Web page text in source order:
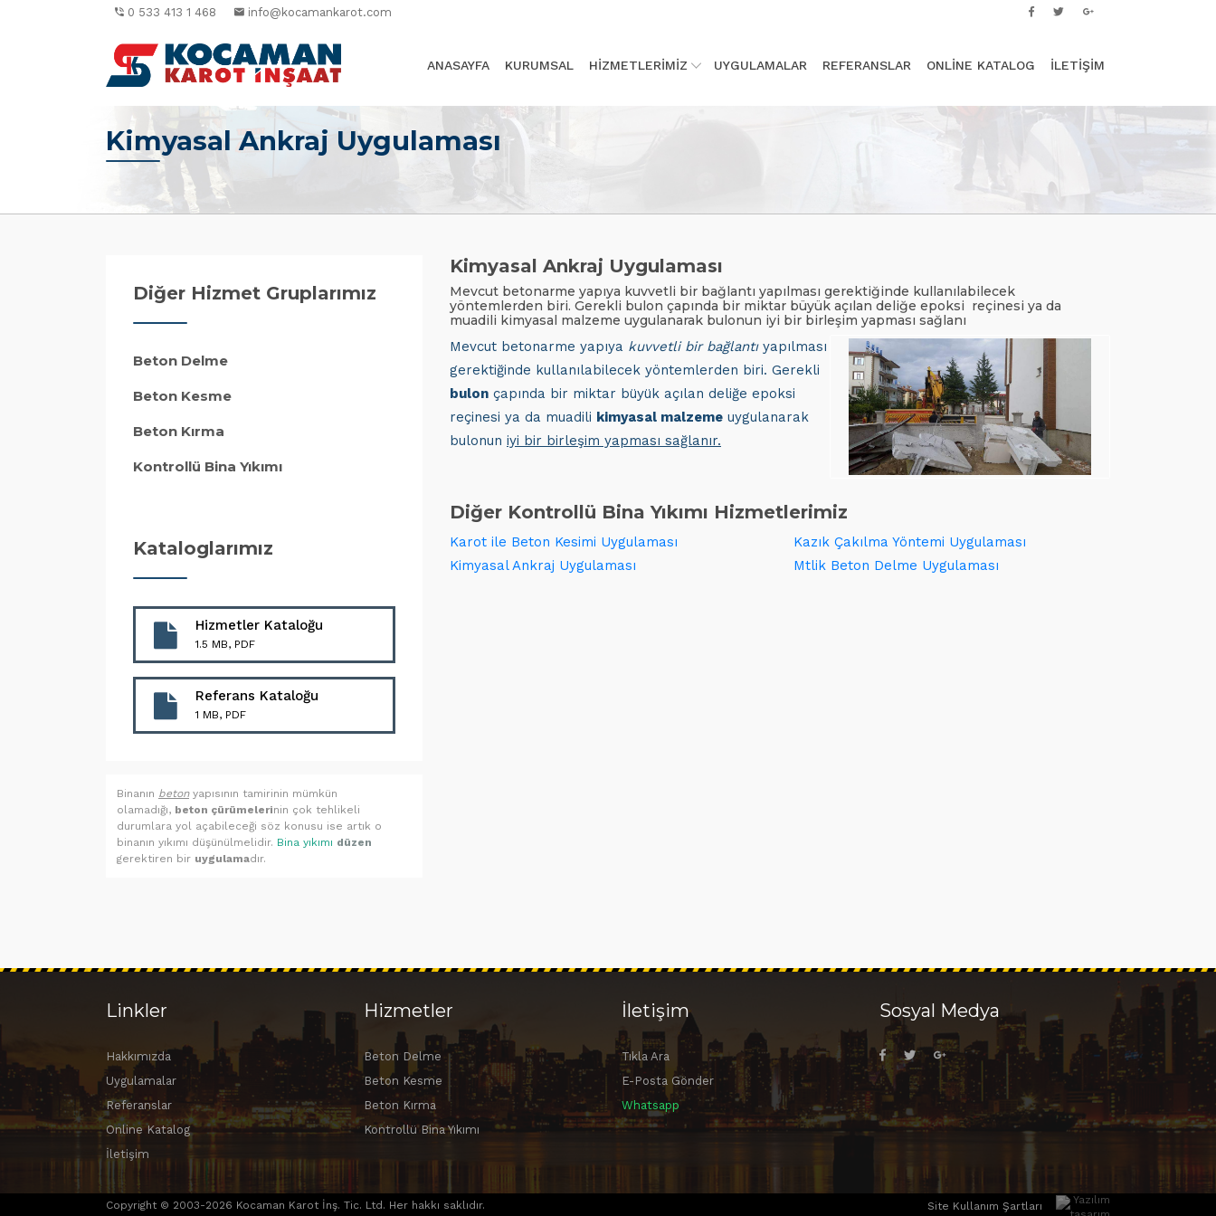
0 533 413 1 468 info@kocamankarot.com
ANASAYFA KURUMSAL HİZMETLERİMİZ UYGULAMALAR REFERANSLAR ONLİNE KATALOG İLETİŞİM
Kimyasal Ankraj Uygulaması
Diğer Hizmet Gruplarımız
Beton Delme
Beton Kesme
Beton Kırma
Kontrollü Bina Yıkımı
Kataloglarımız
Hizmetler Kataloğu
1.5 MB, PDF
Referans Kataloğu
1 MB, PDF
Binanın betonyapısının tamirinin mümkün
olamadığı, beton çürümelerinin çok tehlikeli
durumlara yol açabileceği söz konusu ise artık o
binanın yıkımı düşünülmelidir. Bina yıkımı düzen
gerektiren bir uygulamadır.
Kimyasal Ankraj Uygulaması
Mevcut betonarme yapıya kuvvetli bir bağlantı yapılması gerektiğinde kullanılabilecek
yöntemlerden biri. Gerekli bulon çapında bir miktar büyük açılan deliğe epoksi reçinesi ya da
muadili kimyasal malzeme uygulanarak bulonun iyi bir birleşim yapması sağlanı
Mevcut betonarme yapıya kuvvetli bir bağlantıyapılması
gerektiğinde kullanılabilecek yöntemlerden biri. Gerekli
bulon çapında bir miktar büyük açılan deliğe epoksi
reçinesi ya da muadili kimyasal malzeme uygulanarak
bulonun iyi bir birleşim yapması sağlanır.
Diğer Kontrollü Bina Yıkımı Hizmetlerimiz
Karot ile Beton Kesimi Uygulaması
Kazık Çakılma Yöntemi Uygulaması
Kimyasal Ankraj Uygulaması
Mtlik Beton Delme Uygulaması
Linkler
Hakkımızda
Uygulamalar
Referanslar
Online Katalog
İletişim
Hizmetler
Beton Delme
Beton Kesme
Beton Kırma
Kontrollü Bina Yıkımı
İletişim
Tıkla Ara
E-Posta Gönder
Whatsapp
Sosyal Medya
Copyright © 2003-2026 Kocaman Karot İnş. Tic. Ltd. Her hakkı saklıdır. Site Kullanım Şartları